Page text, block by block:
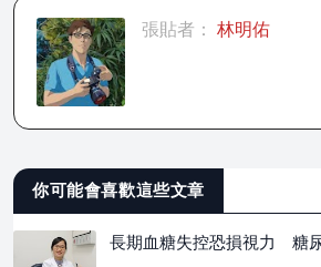
張貼者： 林明佑
你可能會喜歡這些文章
長期血糖失控恐損視力 糖